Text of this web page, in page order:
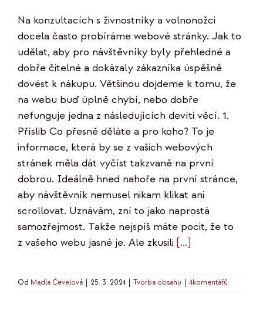
Na konzultacích s živnostníky a volnonožci
docela často probíráme webové stránky. Jak to
udělat, aby pro návštěvníky byly přehledné a
dobře čitelné a dokázaly zákazníka úspěšně
dovést k nákupu. Většinou dojdeme k tomu, že
na webu buď úplně chybí, nebo dobře
nefunguje jedna z následujících devíti věcí. 1.
Příslib Co přesně děláte a pro koho? To je
informace, která by se z vašich webových
stránek měla dát vyčíst takzvaně na první
dobrou. Ideálně hned nahoře na první stránce,
aby návštěvník nemusel nikam klikat ani
scrollovat. Uznávám, zní to jako naprostá
samozřejmost. Takže nejspíš máte pocit, že to
z vašeho webu jasné je. Ale zkusili [...]
Od Madla Čevelová 25. 3. 2024 Tvorba obsahu 4komentářů